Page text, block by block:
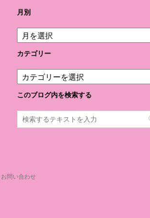
月別
月
別
カテゴリー
テ
ゴ
ー
このブログ内を検索する
お問い合わせ